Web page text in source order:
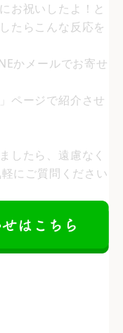
お祝いしたよ！と
たらこんな反応を
かメールでお寄せ
ページで紹介させ
したら、遠慮なく
にご質問ください